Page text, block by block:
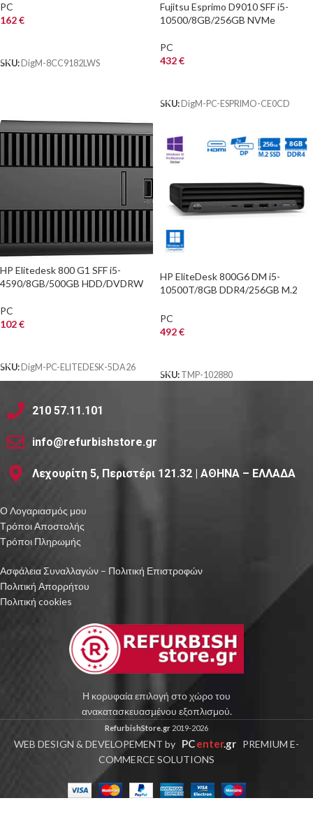
PC
162€
SKU: DigM-8CC9182LWS
Fujitsu Esprimo D9010 SFF i5-
10500/8GB/256GB NVMe
PC
432€
SKU: DigM-PC-ESPRIMO-CE0CD
HP Elitedesk 800 G1 SFF i5-
4590/8GB/500GB HDD/DVDRW
PC
102€
SKU: DigM-PC-ELITEDESK-5DA26
HP EliteDesk 800G6 DM i5-
10500T/8GB DDR4/256GB M.2
Refurbished PC
PC
492€
SKU: TMP-102880
210 57.11.101
info@refurbishstore.gr
Λεχουρίτη 5, Περιστέρι 121.32 | ΑΘΗΝΑ – ΕΛΛΑΔΑ
Ο Λογαριασμός μου
Τρόποι Αποστολής
Τρόποι Πληρωμής
Ασφάλεια Συναλλαγών – Πολιτική Επιστροφών
Πολιτική Απορρήτου
Πολιτική cookies
Η κορυφαία επιλογή στο χώρο του
ανακατασκευασμένου εξοπλισμού.
RefurbishStore.gr 2019-2026
WEB DESIGN & DEVELOPEMENT by PCenter.gr PREMIUM E-
COMMERCE SOLUTIONS